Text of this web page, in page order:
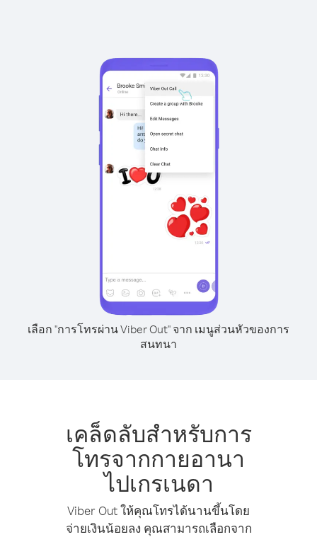
เลือก "การโทรผ่าน Viber Out" จาก เมนูส่วนหัวของการ
สนทนา
เคล็ดลับสำหรับการ
โทรจากกายอานา
ไปเกรเนดา
Viber Out ให้คุณโทรได้นานขึ้นโดย
จ่ายเงินน้อยลง คุณสามารถเลือกจาก